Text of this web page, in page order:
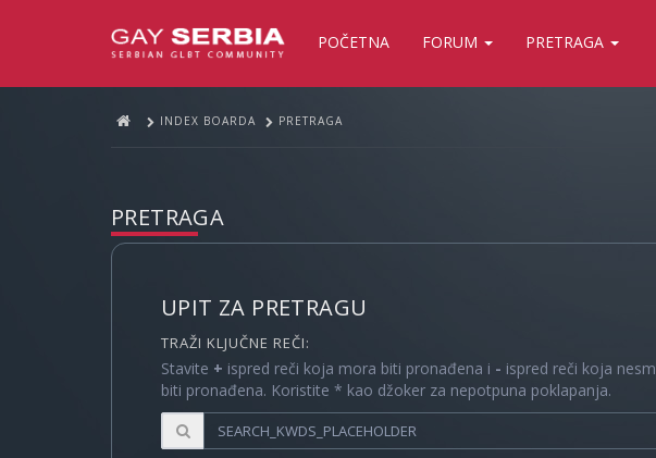
POČETNA FORUM PRETRAGA
INDEX BOARDA PRETRAGA
PRETRAGA
UPIT ZA PRETRAGU
TRAŽI KLJUČNE REČI:
Stavite + ispred reči koja mora biti pronađena i - ispred reči koja
biti pronađena. Koristite * kao džoker za nepotpuna poklapanja.